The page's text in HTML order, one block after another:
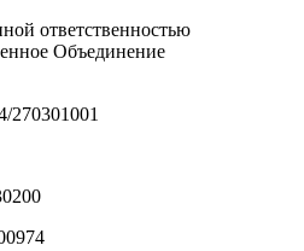
ответственностью
Объединение